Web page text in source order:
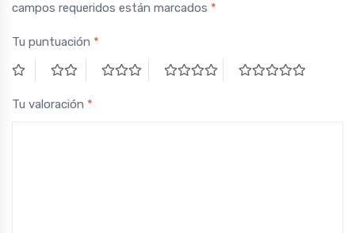
campos requeridos están marcados *
Tu puntuación *
Tu valoración *